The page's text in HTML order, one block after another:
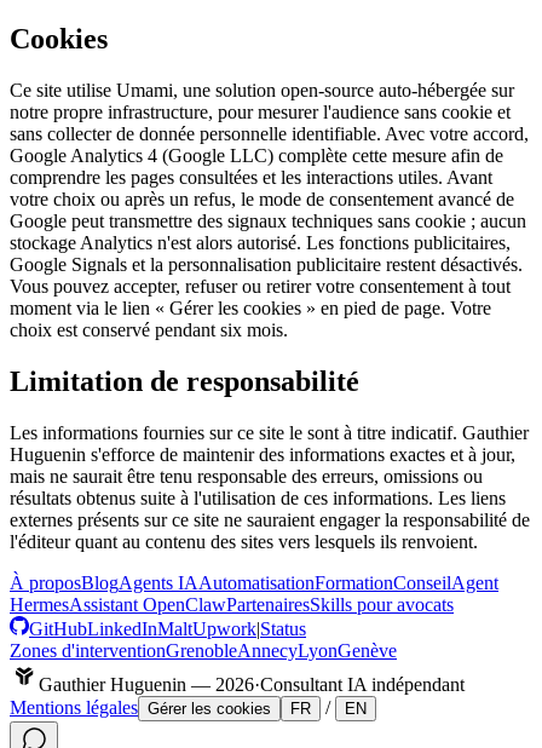
Cookies
Ce site utilise Umami, une solution open-source auto-hébergée sur
notre propre infrastructure, pour mesurer l'audience sans cookie et
sans collecter de donnée personnelle identifiable. Avec votre accord,
Google Analytics 4 (Google LLC) complète cette mesure afin de
comprendre les pages consultées et les interactions utiles. Avant
votre choix ou après un refus, le mode de consentement avancé de
Google peut transmettre des signaux techniques sans cookie ; aucun
stockage Analytics n'est alors autorisé. Les fonctions publicitaires,
Google Signals et la personnalisation publicitaire restent désactivés.
Vous pouvez accepter, refuser ou retirer votre consentement à tout
moment via le lien « Gérer les cookies » en pied de page. Votre
choix est conservé pendant six mois.
Limitation de responsabilité
Les informations fournies sur ce site le sont à titre indicatif. Gauthier
Huguenin s'efforce de maintenir des informations exactes et à jour,
mais ne saurait être tenu responsable des erreurs, omissions ou
résultats obtenus suite à l'utilisation de ces informations. Les liens
externes présents sur ce site ne sauraient engager la responsabilité de
l'éditeur quant au contenu des sites vers lesquels ils renvoient.
À proposBlogAgents IAAutomatisationFormationConseilAgent
HermesAssistant OpenClawPartenairesSkills pour avocats
GitHubLinkedInMaltUpwork|Status
Zones d'interventionGrenobleAnnecyLyonGenève
Gauthier Huguenin — 2026·Consultant IA indépendant
Mentions légales Gérer les cookies FR / EN